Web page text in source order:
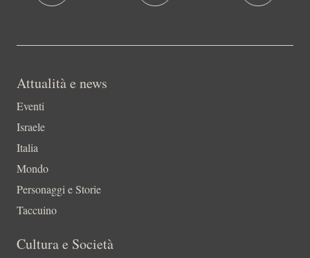
Attualità e news
Eventi
Israele
Italia
Mondo
Personaggi e Storie
Taccuino
Cultura e Società